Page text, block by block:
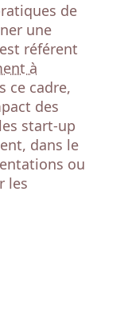
de
une
référent
à
ce cadre,
des
start-up
dans le
ou
les